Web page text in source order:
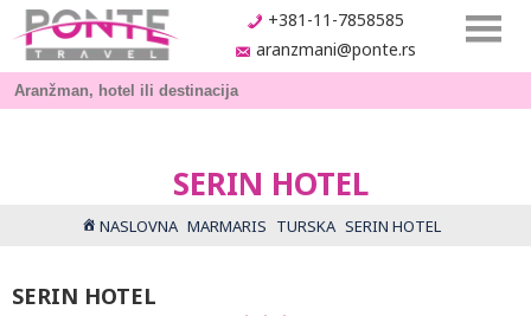
+381-11-7858585
aranzmani@ponte.rs
SERIN HOTEL
NASLOVNA MARMARIS TURSKA SERIN HOTEL
SERIN HOTEL